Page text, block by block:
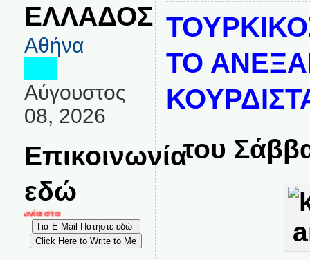
ΕΛΛΑΔΟΣ
Αθήνα
Αύγουστος
08, 2026
Επικοινωνία
εδώ
στο
ΤΟ
του